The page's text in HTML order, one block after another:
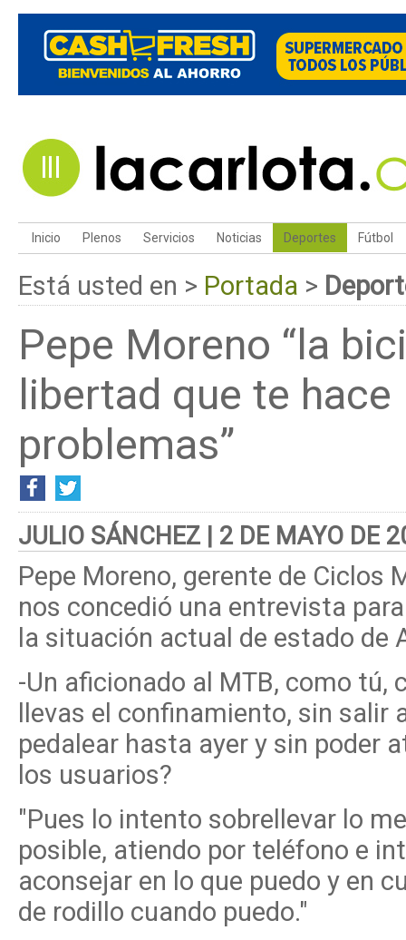
Inicio Plenos Servicios Noticias Deportes Fútbol
Está usted en > Portada >
Pepe Moreno “la
libertad que te
problemas”
JULIO SÁNCHEZ | 2 DE MAYO DE
Pepe Moreno, gerente de Ciclos
nos concedió una entrevista
la situación actual de estado de
-Un aficionado al MTB, como tú,
llevas el confinamiento, sin salir
pedalear hasta ayer y sin poder
los usuarios?
"Pues lo intento sobrellevar lo
posible, atiendo por teléfono e
aconsejar en lo que puedo y en
de rodillo cuando puedo."